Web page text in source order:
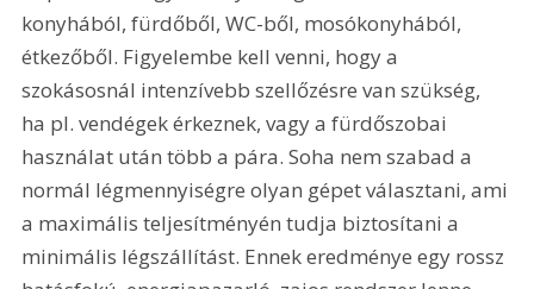
konyhából, fürdőből, WC-ből, mosókonyhából,
étkezőből. Figyelembe kell venni, hogy a
szokásosnál intenzívebb szellőzésre van szükség,
ha pl. vendégek érkeznek, vagy a fürdőszobai
használat után több a pára. Soha nem szabad a
normál légmennyiségre olyan gépet választani, ami
a maximális teljesítményén tudja biztosítani a
minimális légszállítást. Ennek eredménye egy rossz